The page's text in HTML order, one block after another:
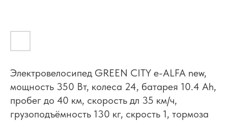
Электровелосипед GREEN CITY e-ALFA new,
мощность 350 Вт, колеса 24, батарея 10.4 Ah,
пробег до 40 км, скорость дл 35 км/ч,
грузоподъёмность 130 кг, скрость 1, тормоза